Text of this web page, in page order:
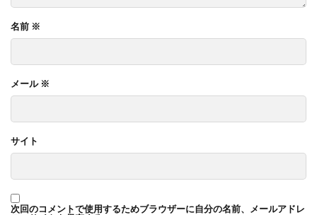
名前 ※
メール ※
サイト
次回のコメントで使用するためブラウザーに自分の名前、メールアドレ